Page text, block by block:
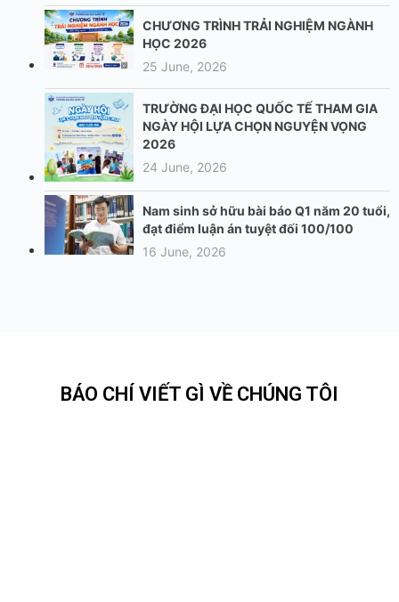
CHƯƠNG TRÌNH TRẢI NGHIỆM NGÀNH
HỌC 2026
25 June, 2026
TRƯỜNG ĐẠI HỌC QUỐC TẾ THAM GIA
NGÀY HỘI LỰA CHỌN NGUYỆN VỌNG
2026
24 June, 2026
Nam sinh sở hữu bài báo Q1 năm 20 tuổi,
đạt điểm luận án tuyệt đối 100/100
16 June, 2026
BÁO CHÍ VIẾT GÌ VỀ CHÚNG TÔI